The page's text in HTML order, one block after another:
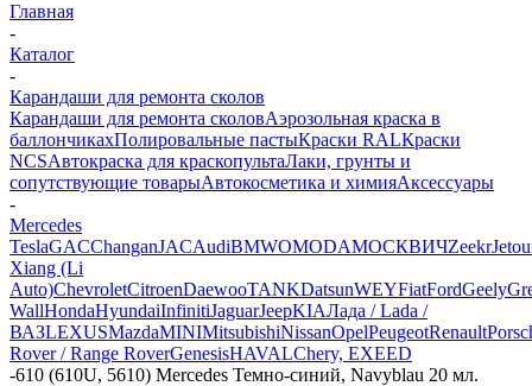
Главная
-
Каталог
-
Карандаши для ремонта сколов
Карандаши для ремонта сколовАэрозольная краска в
баллончикахПолировальные пастыКраски RALКраски
NCSАвтокраска для краскопультаЛаки, грунты и
сопутствующие товарыАвтокосметика и химияАксессуары
-
Mercedes
TeslaGACChanganJACAudiBMWOMODAМОСКВИЧZeekr
Xiang (Li
Auto)ChevroletCitroenDaewooTANKDatsunWEYFiatFordGeely
WallHondaHyundaiInfinitiJaguarJeepKIAЛада / Lada /
ВАЗLEXUSMazdaMINIMitsubishiNissanOpelPeugeotRenault
Rover / Range RoverGenesisHAVALChery, EXEED
-610 (610U, 5610) Mercedes Темно-синий, Navyblau 20 мл.